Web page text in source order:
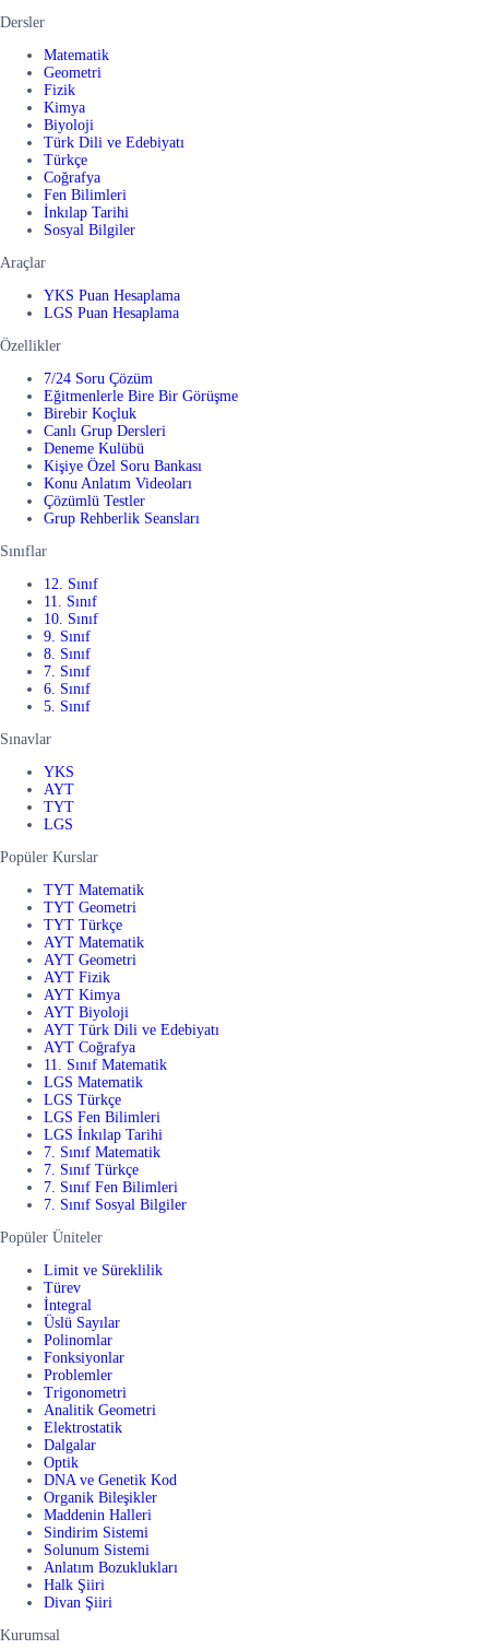
Dersler
Matematik
Geometri
Fizik
Kimya
Biyoloji
Türk Dili ve Edebiyatı
Türkçe
Coğrafya
Fen Bilimleri
İnkılap Tarihi
Sosyal Bilgiler
Araçlar
YKS Puan Hesaplama
LGS Puan Hesaplama
Özellikler
7/24 Soru Çözüm
Eğitmenlerle Bire Bir Görüşme
Birebir Koçluk
Canlı Grup Dersleri
Deneme Kulübü
Kişiye Özel Soru Bankası
Konu Anlatım Videoları
Çözümlü Testler
Grup Rehberlik Seansları
Sınıflar
12. Sınıf
11. Sınıf
10. Sınıf
9. Sınıf
8. Sınıf
7. Sınıf
6. Sınıf
5. Sınıf
Sınavlar
YKS
AYT
TYT
LGS
Popüler Kurslar
TYT Matematik
TYT Geometri
TYT Türkçe
AYT Matematik
AYT Geometri
AYT Fizik
AYT Kimya
AYT Biyoloji
AYT Türk Dili ve Edebiyatı
AYT Coğrafya
11. Sınıf Matematik
LGS Matematik
LGS Türkçe
LGS Fen Bilimleri
LGS İnkılap Tarihi
7. Sınıf Matematik
7. Sınıf Türkçe
7. Sınıf Fen Bilimleri
7. Sınıf Sosyal Bilgiler
Popüler Üniteler
Limit ve Süreklilik
Türev
İntegral
Üslü Sayılar
Polinomlar
Fonksiyonlar
Problemler
Trigonometri
Analitik Geometri
Elektrostatik
Dalgalar
Optik
DNA ve Genetik Kod
Organik Bileşikler
Maddenin Halleri
Sindirim Sistemi
Solunum Sistemi
Anlatım Bozuklukları
Halk Şiiri
Divan Şiiri
Kurumsal